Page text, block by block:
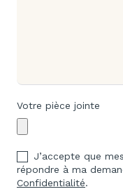
Votre pièce jointe
J’accepte que
répondre à ma
Confidentialité.